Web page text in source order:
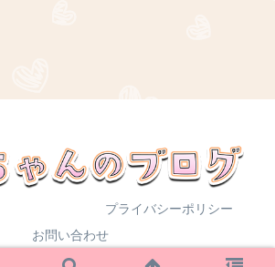
プライバシーポリシー
お問い合わせ